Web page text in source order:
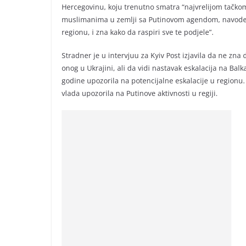
Hercegovinu, koju trenutno smatra “najvrelijom
muslimanima u zemlji sa Putinovom agendom,
regionu, i zna kako da raspiri sve te podjele”.
Stradner je u intervjuu za Kyiv Post izjavila da ne
onog u Ukrajini, ali da vidi nastavak eskalacija na
godine upozorila na potencijalne eskalacije u
vlada upozorila na Putinove aktivnosti u regiji.